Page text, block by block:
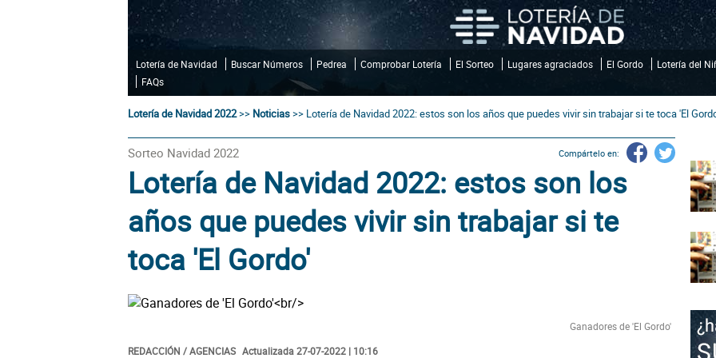
Lotería de Navidad Buscar Números Pedrea Comprobar Lotería El Sorteo Lugares agraciados El Gordo
Lotería del
FAQs
Lotería de Navidad 2022>> Noticias>> Lotería de Navidad 2022: estos son los años que puedes vivir sin trabajar si te toca 'El
Compártelo en:
Sorteo Navidad 2022
Lotería de Navidad 2022: estos son los
años que puedes vivir sin trabajar si te
toca 'El Gordo'
Ganadores de 'El Gordo'
REDACCIÓN / AGENCIAS Actualizada 27-07-2022 | 10:16